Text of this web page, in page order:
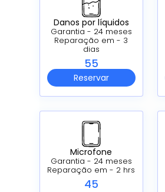
Danos por líquidos
Garantia - 24 meses
Reparação em - 3
dias
55
Reservar
Microfone
Garantia - 24 meses
Reparação em - 2 hrs
45